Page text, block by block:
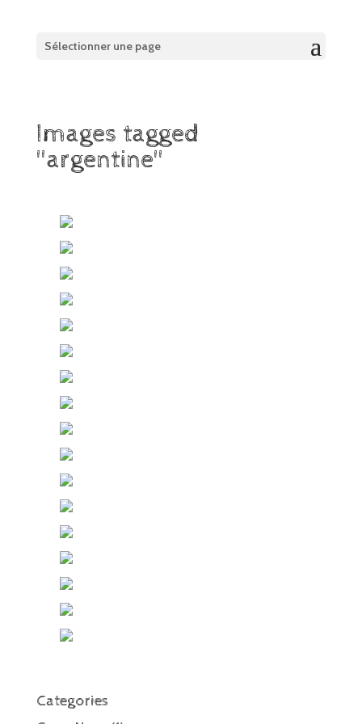
Sélectionner une page
Images tagged
"argentine"
Categories